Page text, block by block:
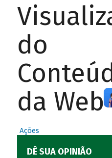
do
da Web
Ações
DÊ SUA OPINIÃO